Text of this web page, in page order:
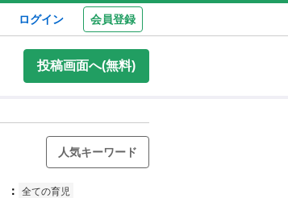
ログイン 会員登録
投稿画面へ(無料)
人気キーワード
： 全ての育児